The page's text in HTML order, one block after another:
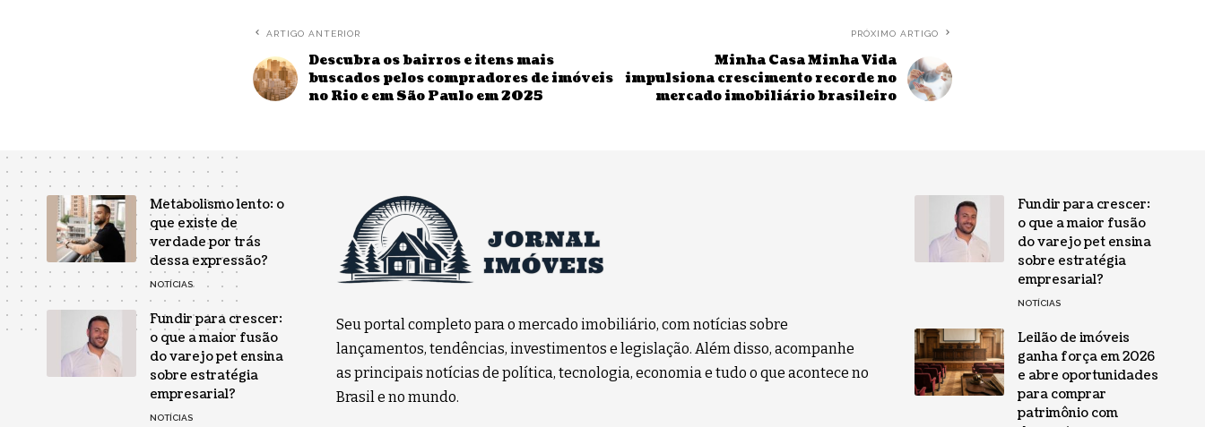
ARTIGO ANTERIOR
Descubra os bairros e itens mais
buscados pelos compradores de imóveis
no Rio e em São Paulo em 2025
PRÓXIMO ARTIGO
Minha Casa Minha Vida
impulsiona crescimento recorde no
mercado imobiliário brasileiro
Metabolismo lento: o
que existe de
verdade por trás
dessa expressão?
NOTÍCIAS
Fundir para crescer:
o que a maior fusão
do varejo pet ensina
sobre estratégia
empresarial?
NOTÍCIAS
Seu portal completo para o mercado imobiliário, com notícias sobre
lançamentos, tendências, investimentos e legislação. Além disso, acompanhe
as principais notícias de política, tecnologia, economia e tudo o que acontece no
Brasil e no mundo.
Fundir para crescer:
o que a maior fusão
do varejo pet ensina
sobre estratégia
empresarial?
NOTÍCIAS
Leilão de imóveis
ganha força em 2026
e abre oportunidades
para comprar
patrimônio com